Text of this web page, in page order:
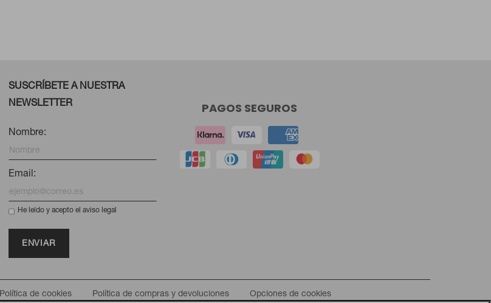
SUSCRÍBETE A NUESTRA
NEWSLETTER
Nombre:
Email:
He leído y acepto el aviso legal
PAGOS SEGUROS
Política de cookies Política de compras y devoluciones Opciones de cookies